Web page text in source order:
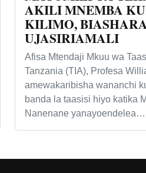
AKILI MNEMBA
KILIMO,
UJASIRIAMALI
Afisa Mtendaji Mkuu wa
Tanzania (TIA), Profesa
amewakaribisha wananchi
banda la taasisi hiyo katika
Nanenane yanayoendelea…